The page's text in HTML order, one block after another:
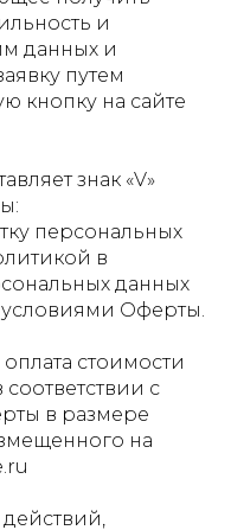
и
данных и
путем
кнопку на сайте
знак «V»
персональных
в
данных
Оферты.
стоимости
соответствии с
в размере
на